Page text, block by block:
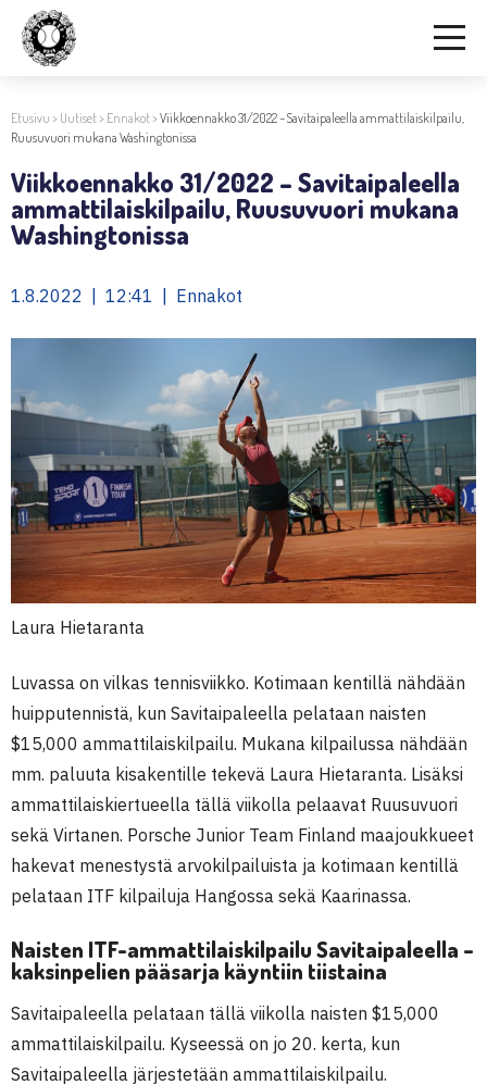
Etusivu > Uutiset> Ennakot>Viikkoennakko 31/2022 – Savitaipaleella ammattilaiskilpailu,
Ruusuvuori mukana Washingtonissa
Viikkoennakko 31/2022 – Savitaipaleella
ammattilaiskilpailu, Ruusuvuori mukana
Washingtonissa
1.8.2022 | 12:41 | Ennakot
Laura Hietaranta
Luvassa on vilkas tennisviikko. Kotimaan kentillä nähdään
huipputennistä, kun Savitaipaleella pelataan naisten
$15,000 ammattilaiskilpailu. Mukana kilpailussa nähdään
mm. paluuta kisakentille tekevä Laura Hietaranta. Lisäksi
ammattilaiskiertueella tällä viikolla pelaavat Ruusuvuori
sekä Virtanen. Porsche Junior Team Finland maajoukkueet
hakevat menestystä arvokilpailuista ja kotimaan kentillä
pelataan ITF kilpailuja Hangossa sekä Kaarinassa.
Naisten ITF-ammattilaiskilpailu Savitaipaleella –
kaksinpelien pääsarja käyntiin tiistaina
Savitaipaleella pelataan tällä viikolla naisten $15,000
ammattilaiskilpailu. Kyseessä on jo 20. kerta, kun
Savitaipaleella järjestetään ammattilaiskilpailu.